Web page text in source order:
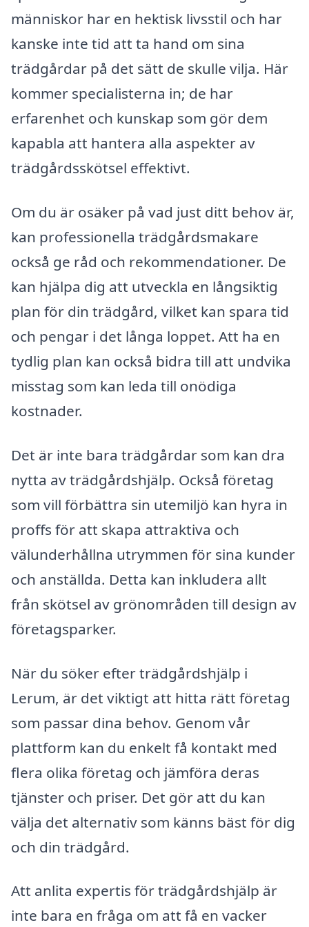
människor har en hektisk livsstil och har
kanske inte tid att ta hand om sina
trädgårdar på det sätt de skulle vilja. Här
kommer specialisterna in; de har
erfarenhet och kunskap som gör dem
kapabla att hantera alla aspekter av
trädgårdsskötsel effektivt.
Om du är osäker på vad just ditt behov är,
kan professionella trädgårdsmakare
också ge råd och rekommendationer. De
kan hjälpa dig att utveckla en långsiktig
plan för din trädgård, vilket kan spara tid
och pengar i det långa loppet. Att ha en
tydlig plan kan också bidra till att undvika
misstag som kan leda till onödiga
kostnader.
Det är inte bara trädgårdar som kan dra
nytta av trädgårdshjälp. Också företag
som vill förbättra sin utemiljö kan hyra in
proffs för att skapa attraktiva och
välunderhållna utrymmen för sina kunder
och anställda. Detta kan inkludera allt
från skötsel av grönområden till design av
företagsparker.
När du söker efter trädgårdshjälp i
Lerum, är det viktigt att hitta rätt företag
som passar dina behov. Genom vår
plattform kan du enkelt få kontakt med
flera olika företag och jämföra deras
tjänster och priser. Det gör att du kan
välja det alternativ som känns bäst för dig
och din trädgård.
Att anlita expertis för trädgårdshjälp är
inte bara en fråga om att få en vacker